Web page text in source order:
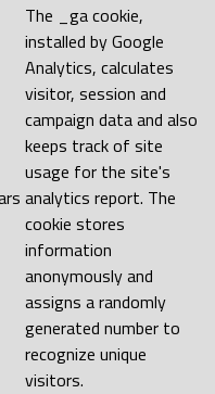
The _ga cookie,
installed by Google
Analytics, calculates
visitor, session and
campaign data and also
keeps track of site
usage for the site's
analytics report. The
cookie stores
information
anonymously and
assigns a randomly
generated number to
recognize unique
visitors.